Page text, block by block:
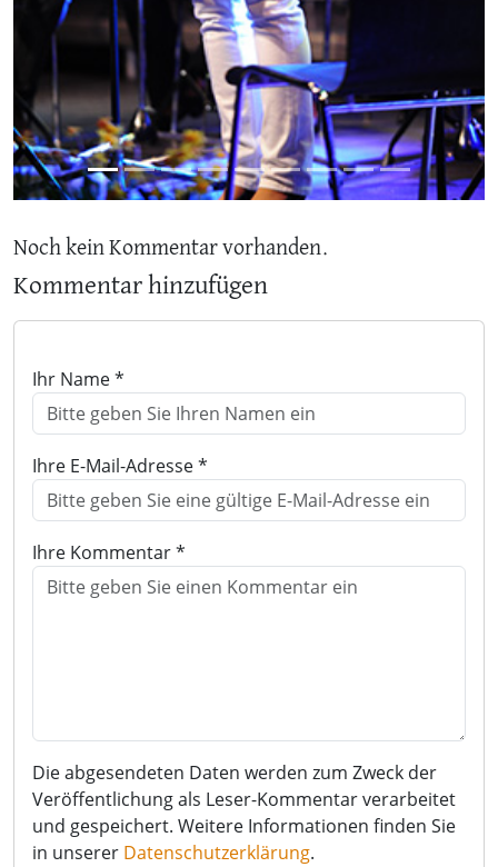
Noch kein Kommentar vorhanden.
Kommentar hinzufügen
Ihr Name *
Ihre E-Mail-Adresse *
Ihre Kommentar *
Die abgesendeten Daten werden zum Zweck der
Veröffentlichung als Leser-Kommentar verarbeitet
und gespeichert. Weitere Informationen finden Sie
in unserer Datenschutzerklärung.